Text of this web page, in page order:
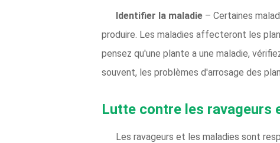
Identifier la maladie – Certaines
produire. Les maladies affecteront les
pensez qu'une plante a une maladie,
souvent, les problèmes d'arrosage des
Lutte contre les ravageurs
Les ravageurs et les maladies sont